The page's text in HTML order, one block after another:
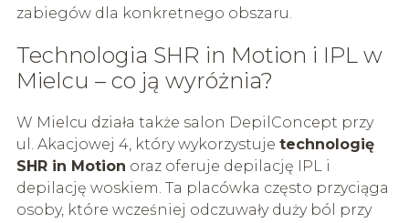
zabiegów dla konkretnego obszaru.
Technologia SHR in Motion i IPL w
Mielcu – co ją wyróżnia?
W Mielcu działa także salon DepilConcept przy
ul. Akacjowej 4, który wykorzystuje technologię
SHR in Motion oraz oferuje depilację IPL i
depilację woskiem. Ta placówka często przyciąga
osoby, które wcześniej odczuwały duży ból przy